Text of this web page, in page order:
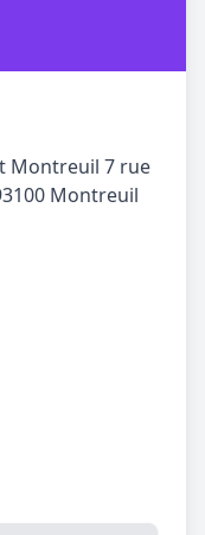
Montreuil 7 rue
Montreuil